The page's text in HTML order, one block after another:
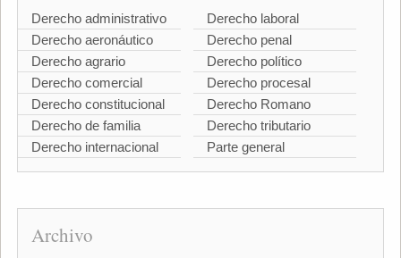
Derecho administrativo
Derecho aeronáutico
Derecho agrario
Derecho comercial
Derecho constitucional
Derecho de familia
Derecho internacional
Derecho laboral
Derecho penal
Derecho político
Derecho procesal
Derecho Romano
Derecho tributario
Parte general
Archivo